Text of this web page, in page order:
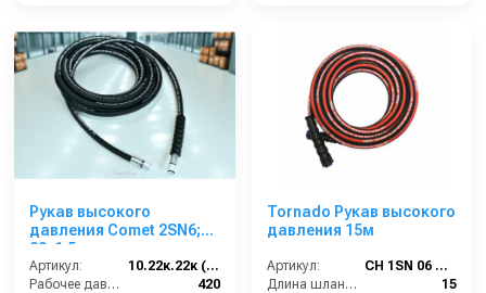
Рукав высокого
давления Comet 2SN6;
22х1,5 г под ключ -
22х1,5г под ключ; 10м
Артикул:
10.22к.22к (2SN6)Comet
Рабочее давление (бар):
420
Tornado Рукав высокого
давления 15м
Артикул:
CH 1SN 06 M22-15
Длина шланга ВД (м):
15